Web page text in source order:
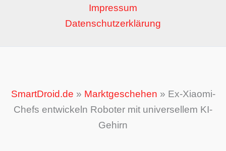
Impressum
Datenschutzerklärung
SmartDroid.de » Marktgeschehen » Ex-Xiaomi-
Chefs entwickeln Roboter mit universellem KI-
Gehirn